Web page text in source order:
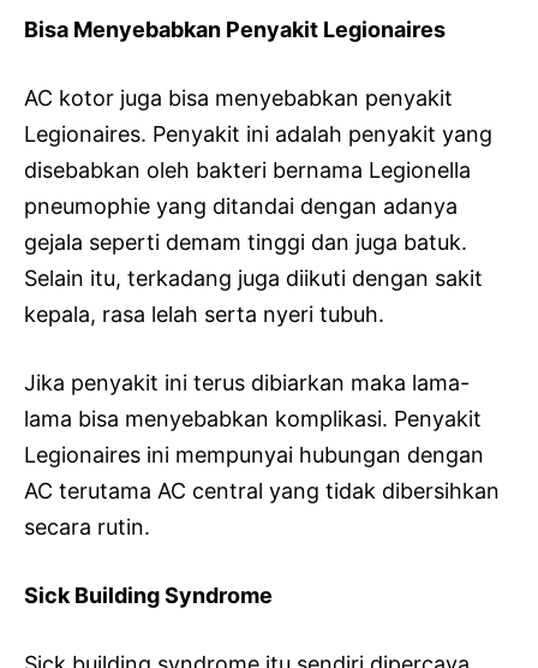
Bisa Menyebabkan Penyakit Legionaires
AC kotor juga bisa menyebabkan penyakit
Legionaires. Penyakit ini adalah penyakit yang
disebabkan oleh bakteri bernama Legionella
pneumophie yang ditandai dengan adanya
gejala seperti demam tinggi dan juga batuk.
Selain itu, terkadang juga diikuti dengan sakit
kepala, rasa lelah serta nyeri tubuh.
Jika penyakit ini terus dibiarkan maka lama-
lama bisa menyebabkan komplikasi. Penyakit
Legionaires ini mempunyai hubungan dengan
AC terutama AC central yang tidak dibersihkan
secara rutin.
Sick Building Syndrome